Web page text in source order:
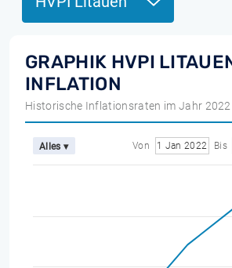
GRAPHIK HVPI
INFLATION
Historische Inflationsraten im Jahr 2022
Alles ▾ Von 1 Jan 2022 Bis